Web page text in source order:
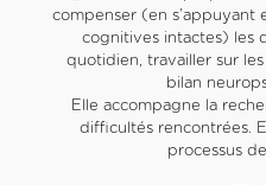
compenser (en s’appuyant
cognitives intactes) les
quotidien, travailler sur
bilan
Elle accompagne la
difficultés rencontrées.
processus